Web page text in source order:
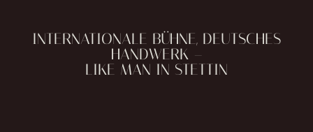
INTERNATIONALE BÜHNE, DEUTSCHES
HANDWERK –
LIKE MAN IN STETTIN